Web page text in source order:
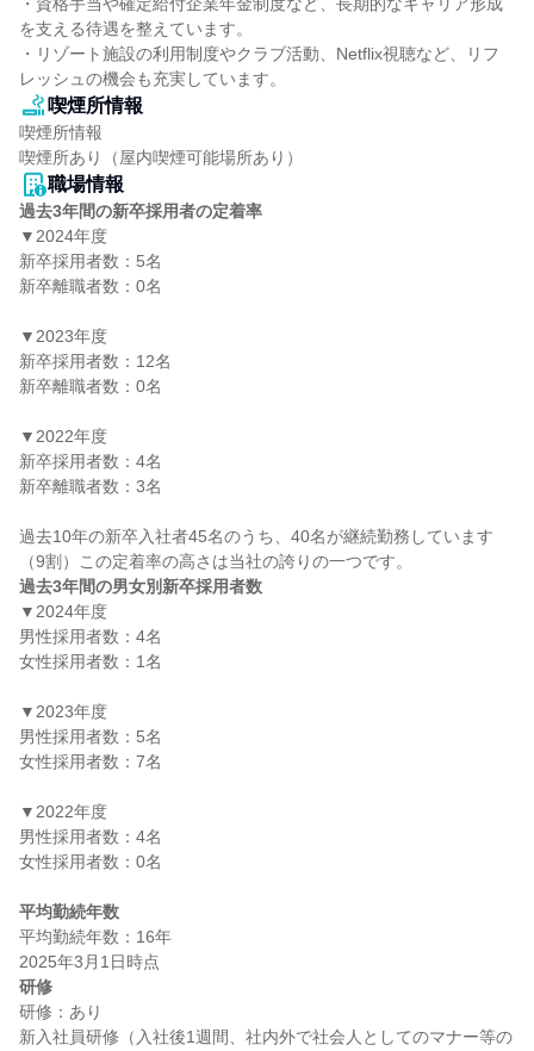
を支える待遇を整えています。
・リゾート施設の利用制度やクラブ活動、Netflix視聴など、リフ
レッシュの機会も充実しています。
喫煙所情報
喫煙所情報
喫煙所あり（屋内喫煙可能場所あり）
職場情報
過去3年間の新卒採用者の定着率
▼2024年度
新卒採用者数：5名
新卒離職者数：0名
▼2023年度
新卒採用者数：12名
新卒離職者数：0名
▼2022年度
新卒採用者数：4名
新卒離職者数：3名
過去10年の新卒入社者45名のうち、40名が継続勤務しています
過去3年間の男女別新卒採用者数
▼2024年度
男性採用者数：4名
女性採用者数：1名
▼2023年度
男性採用者数：5名
女性採用者数：7名
▼2022年度
男性採用者数：4名
女性採用者数：0名
平均勤続年数
平均勤続年数：16年
研修
研修：あり
新入社員研修（入社後1週間、社内外で社会人としてのマナー等の